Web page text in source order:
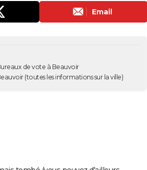
Email
de vote à Beauvoir
(toutes les informations sur la ville)